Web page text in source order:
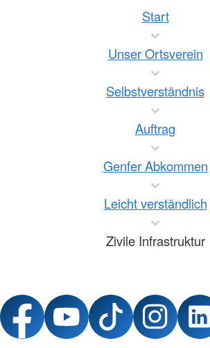
Start
Unser Ortsverein
Selbstverständnis
Auftrag
Genfer Abkommen
Leicht verständlich
Zivile Infrastruktur